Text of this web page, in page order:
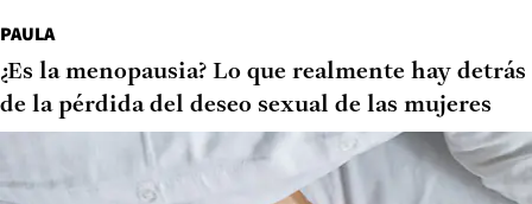
PAULA
¿Es la menopausia? Lo que realmente hay detrás
de la pérdida del deseo sexual de las mujeres